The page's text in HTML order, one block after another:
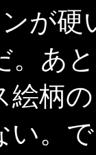
が
。あ
絵柄
い。